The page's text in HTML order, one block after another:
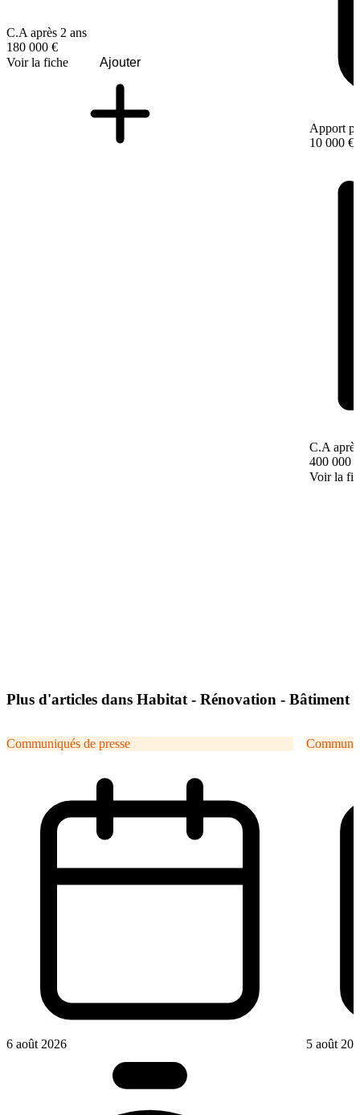
C.A après 2 ans
180 000 €
Voir la fiche
Ajouter
Apport
10 000 €
C.A
400 000 €
Voir la
Plus d'articles dans Habitat - Rénovation - Bâtiment
Communiqués de presse
6 août 2026 5 août